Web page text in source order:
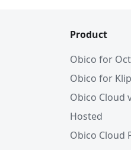
Product
Obico for
Obico for
Obico Cloud
Hosted
Obico Cloud